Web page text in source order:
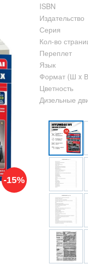
-15%
ISBN
Издательство
Серия
Кол-во
Переплет
Язык
Формат (Ш x
Цветность
Дизельные